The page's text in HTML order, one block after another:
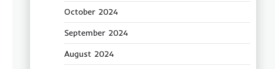
October 2024
September 2024
August 2024